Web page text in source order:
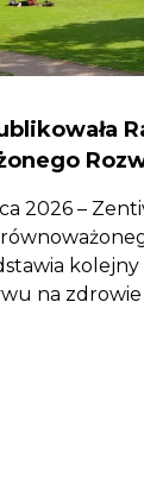
2026 –
na